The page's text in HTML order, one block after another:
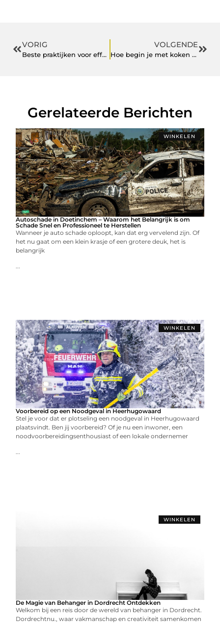
VORIG
Beste praktijken voor effectieve beveiliging van winkel- en objectbeveiliging
VOLGENDE
Hoe begin je met koken zelfs zonder ervaring?
Gerelateerde Berichten
WINKELEN
Autoschade in Doetinchem – Waarom het Belangrijk is om
Schade Snel en Professioneel te Herstellen
Wanneer je auto schade oploopt, kan dat erg vervelend zijn. Of
het nu gaat om een klein krasje of een grotere deuk, het is
belangrijk
...
WINKELEN
Voorbereid op een Noodgeval in Heerhugowaard
Stel je voor dat er plotseling een noodgeval in Heerhugowaard
plaatsvindt. Ben jij voorbereid? Of je nu een inwoner, een
noodvoorbereidingsenthousiast of een lokale ondernemer
...
WINKELEN
De Magie van Behanger in Dordrecht Ontdekken
Welkom bij een reis door de wereld van behanger in Dordrecht.
Dordrechtnu., waar vakmanschap en creativiteit samenkomen